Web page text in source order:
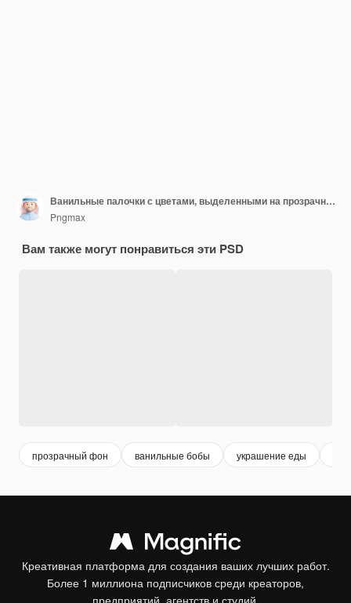
Ванильные палочки с цветами, выделенными на прозрачном фоне
Pngmax
Вам также могут понравиться эти PSD
прозрачный фон ванильные бобы украшение еды
Креативная платформа для создания ваших лучших работ.
Более 1 миллиона подписчиков среди креаторов,
предприятий, агентств и студий.